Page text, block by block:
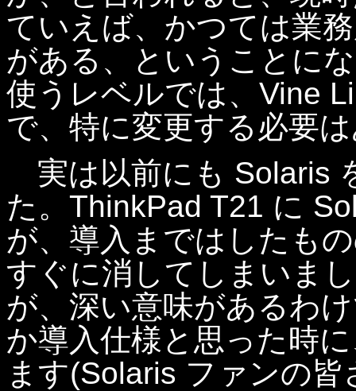
ていえば、かつては業
がある、ということに
使うレベルでは、Vine
で、特に変更する必要
実は以前にも Solaris
た。ThinkPad T21 に
が、導入まではしたも
すぐに消してしまいま
が、深い意味があるわ
か導入仕様と思った時
ます(Solaris ファンの